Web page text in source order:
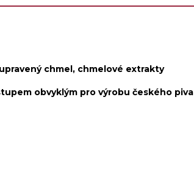
chmel, chmelové extrakty
obvyklým pro výrobu českého piva